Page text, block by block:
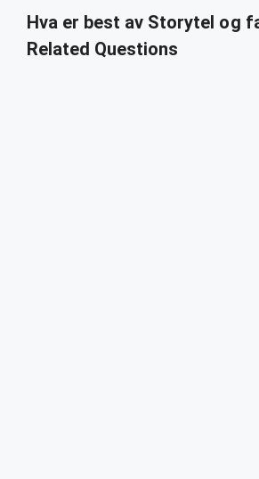
Hva er best av Storytel og
Related Questions